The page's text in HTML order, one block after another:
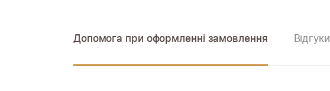
Допомога при оформленні замовлення Відгуки